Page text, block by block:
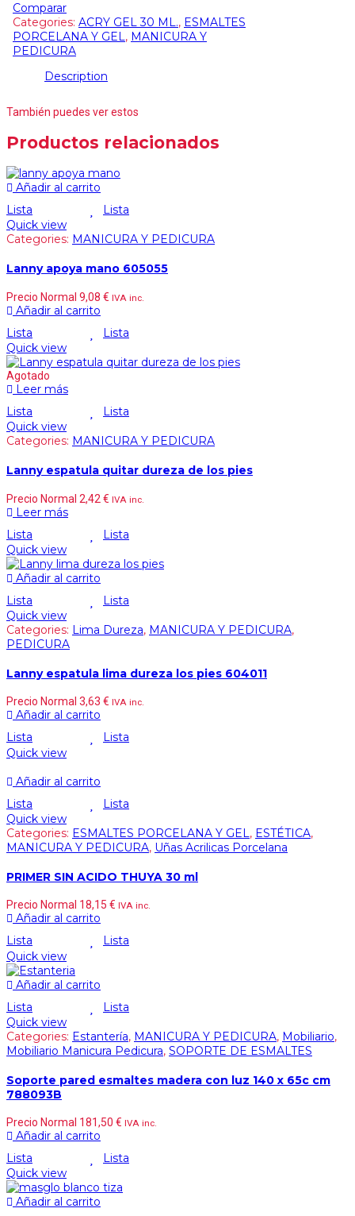
Comparar
Categories: ACRY GEL 30 ML., ESMALTES
PORCELANA Y GEL, MANICURA Y
PEDICURA
Description
También puedes ver estos
Productos relacionados
Añadir al carrito
Lista
Lista
Quick view
Categories: MANICURA Y PEDICURA
Lanny apoya mano 605055
Precio Normal 9,08 € IVA inc.
Añadir al carrito
Lista
Lista
Quick view
Agotado
Leer más
Lista
Lista
Quick view
Categories: MANICURA Y PEDICURA
Lanny espatula quitar dureza de los pies
Precio Normal 2,42 € IVA inc.
Leer más
Lista
Lista
Quick view
Añadir al carrito
Lista
Lista
Quick view
Categories: Lima Dureza, MANICURA Y PEDICURA,
PEDICURA
Lanny espatula lima dureza los pies 604011
Precio Normal 3,63 € IVA inc.
Añadir al carrito
Lista
Lista
Quick view
Añadir al carrito
Lista
Lista
Quick view
Categories: ESMALTES PORCELANA Y GEL, ESTÉTICA,
MANICURA Y PEDICURA, Uñas Acrilicas Porcelana
PRIMER SIN ACIDO THUYA 30 ml
Precio Normal 18,15 € IVA inc.
Añadir al carrito
Lista
Lista
Quick view
Añadir al carrito
Lista
Lista
Quick view
Categories: Estantería, MANICURA Y PEDICURA, Mobiliario,
Mobiliario Manicura Pedicura, SOPORTE DE ESMALTES
Soporte pared esmaltes madera con luz 140 x 65c cm
788093B
Precio Normal 181,50 € IVA inc.
Añadir al carrito
Lista
Lista
Quick view
Añadir al carrito